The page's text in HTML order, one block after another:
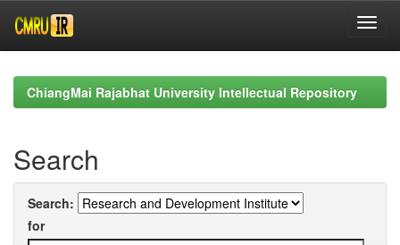
navigationChiangMai Rajabhat University Intellectual Repository
Search
Search:
for